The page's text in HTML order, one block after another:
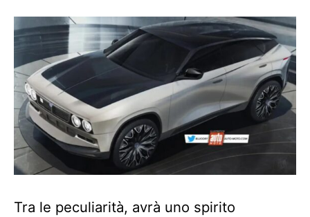
Tra le peculiarità, avrà uno spirito